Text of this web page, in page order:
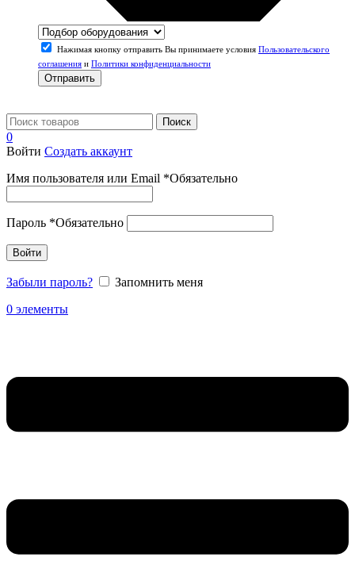
Нажимая кнопку отправить Вы принимаете условия Пользовательского
соглашения и Политики конфиденциальности
Отправить
Поиск
0
Войти Создать аккаунт
Имя пользователя или Email *Обязательно
Пароль *Обязательно
Войти
Забыли пароль?
Запомнить меня
0 элементы